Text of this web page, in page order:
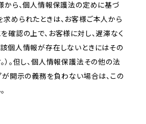
から、個人情報保護法の定めに基づ
められたときは、お客様ご本人から
確認の上で、お客様に対し、遅滞なく
個人情報が存在しないときにはその
）。但し、個人情報保護法その他の法
が開示の義務を負わない場合は、この